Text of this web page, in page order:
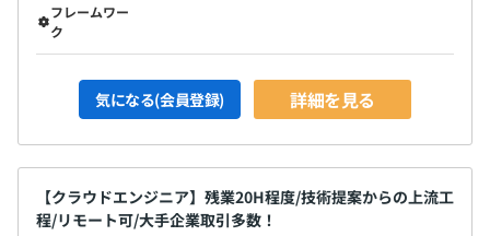
フレームワー
ク
気になる(会員登録) 詳細を見る
【クラウドエンジニア】残業20H程度/技術提案からの上流工
程/リモート可/大手企業取引多数！